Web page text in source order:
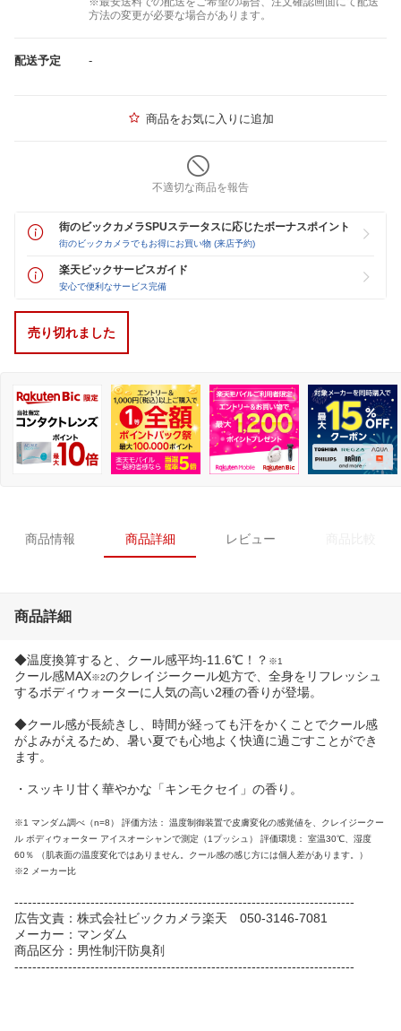
方法の変更が必要な場合があります。
配送予定 -
商品をお気に入りに追加
不適切な商品を報告
街のビックカメラSPUステータスに応じたボーナスポイント
街のビックカメラでもお得にお買い物 (来店予約)
楽天ビックサービスガイド
安心で便利なサービス完備
売り切れました
商品情報 商品詳細 レビュー
商品詳細
◆温度換算すると、クール感平均-11.6℃！？ ※1
クール感MAX※2のクレイジークール処方で、全身をリフレッシュ
するボディウォーターに人気の高い2種の香りが登場。
◆クール感が長続きし、時間が経っても汗をかくことでクール感
がよみがえるため、暑い夏でも心地よく快適に過ごすことができ
ます。
・スッキリ甘く華やかな「キンモクセイ」の香り。
※1 マンダム調べ（n=8） 評価方法： 温度制御装置で皮膚変化の感覚値を、クレイジークー
ル ボディウォーター アイスオーシャンで測定（1プッシュ） 評価環境： 室温30℃、湿度
60％ （肌表面の温度変化ではありません。クール感の感じ方には個人差があります。）
※2 メーカー比
----------------------------------------------------------------------------
広告文責：株式会社ビックカメラ楽天 050-3146-7081
メーカー：マンダム
商品区分：男性制汗防臭剤
----------------------------------------------------------------------------